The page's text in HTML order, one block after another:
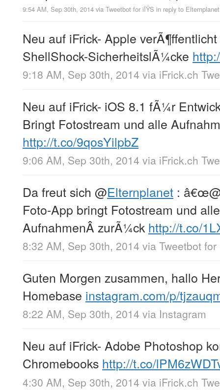
9:54 AM, Sep 30th, 2014 via Tweetbot for iÎŸS in reply to Elternplanet
Neu auf iFrick- Apple
ShellShock-SicherheitslÃ¼cke
9:18 AM, Sep 30th, 2014 via iFrick.ch
Neu auf iFrick- iOS 8.1 fÃ¼r
Bringt Fotostream und alle
http://t.co/9qosYilpbZ
9:06 AM, Sep 30th, 2014 via iFrick.ch
Da freut sich @Elternplanet : â€œ
Foto-App bringt Fotostream und alle
AufnahmenÂ zurÃ¼ck http://t.co/
8:32 AM, Sep 30th, 2014 via Tweetbot for
Guten Morgen zusammen, hallo
Homebase instagram.com/p/
8:22 AM, Sep 30th, 2014 via Instagram
Neu auf iFrick- Adobe Photoshop
Chromebooks http://t.co/
4:30 AM, Sep 30th, 2014 via iFrick.ch